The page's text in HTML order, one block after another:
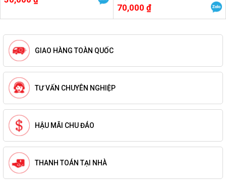
70,000 ₫
GIAO HÀNG TOÀN QUỐC
TƯ VẤN CHUYÊN NGHIỆP
HẬU MÃI CHU ĐÁO
THANH TOÁN TẠI NHÀ